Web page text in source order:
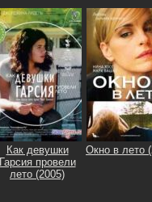
Как девушки
Гарсия провели
лето (2005)
Окно в лето